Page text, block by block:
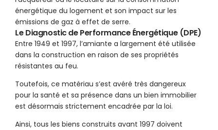
énergétique du logement et son impact sur les
émissions de gaz à effet de serre.
Le Diagnostic de Performance Énergétique (DPE)
Entre 1949 et 1997, l’amiante a largement été utilisée
dans la construction en raison de ses propriétés
résistantes au feu.
Toutefois, ce matériau s’est avéré très dangereux
pour la santé et sa présence dans un bien immobilier
est désormais strictement encadrée par la loi.
Ainsi, tous les biens construits avant 1997 doivent